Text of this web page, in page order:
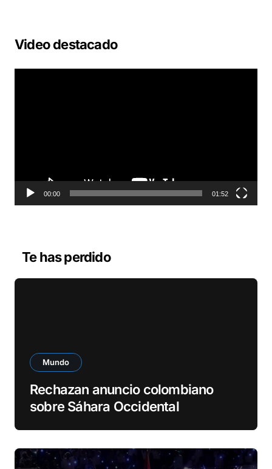
Video destacado
t
r
d
00:00 01:52
Te has perdido
Mundo
Rechazan anuncio colombiano
sobre Sáhara Occidental